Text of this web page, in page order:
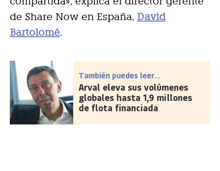
de Share Now en España, David
Bartolomé.
También puedes leer...
Arval eleva sus volúmenes
globales hasta 1,9 millones
de flota financiada